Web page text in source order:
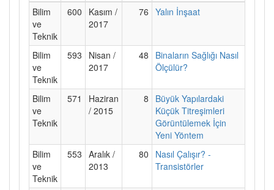
Bilim
ve
Teknik
600
Kasım /
2017
76 Yalın İnşaat
Bilim
ve
Teknik
593
Nisan /
2017
48
Binaların Sağlığı Nasıl
Ölçülür?
Bilim
ve
Teknik
571
Haziran
/ 2015
8
Büyük Yapılardaki
Küçük Titreşimleri
Görüntülemek İçin
Yeni Yöntem
Bilim
ve
Teknik
553 Aralık /
2013
80
Nasıl Çalışır? -
Transistörler